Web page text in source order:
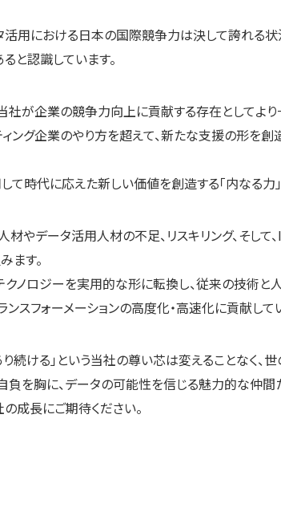
活用における日本の国際競争力は決して誇れる状
と認識しています。
社が企業の競争力向上に貢献する存在としてよ
ング企業のやり方を超えて、新たな支援の形を創
て時代に応えた新しい価値を創造する「内なる力
やデータ活用人材の不足、リスキリング、そし
ます。
クノロジーを実用的な形に転換し、従来の技術と
ンスフォーメーションの高度化・高速化に貢献して
続ける」という当社の尊い芯は変えることなく、
負を胸に、データの可能性を信じる魅力的な仲
成長にご期待ください。